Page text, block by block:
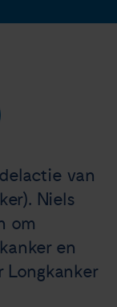
van
Niels
om
en
Longkanker